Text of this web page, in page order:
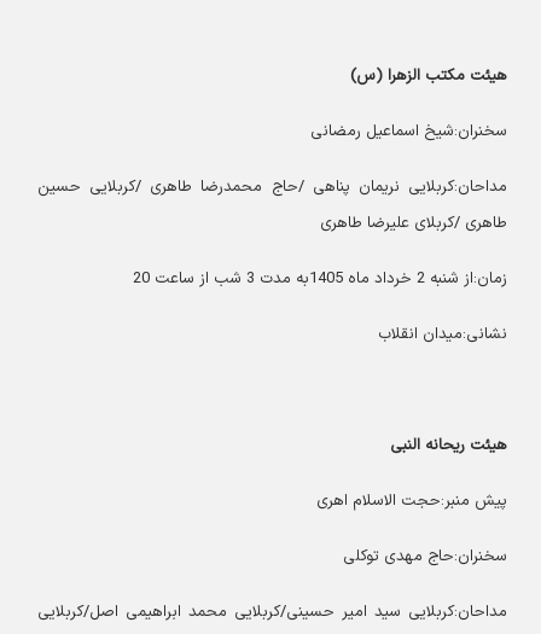
هیئت مکتب الزهرا (س)
سخنران:شیخ اسماعیل رمضانی
مداحان:کربلایی نریمان پناهی /حاج محمدرضا طاهری /کربلایی حسین
طاهری /کربلای علیرضا طاهری
زمان:از شنبه 2 خرداد ماه 1405به مدت 3 شب از ساعت 20
نشانی:میدان انقلاب
هیئت ریحانه النبی
پیش منبر:حجت الاسلام اهری
سخنران:حاج مهدی توکلی
مداحان:کربلایی سید امیر حسینی/کربلایی محمد ابراهیمی اصل/کربلایی